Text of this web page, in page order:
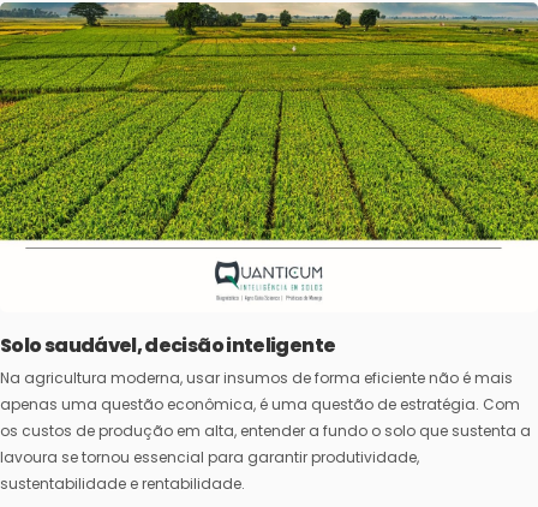
Solo saudável, decisão inteligente
Na agricultura moderna, usar insumos de forma eficiente não é mais
apenas uma questão econômica, é uma questão de estratégia. Com
os custos de produção em alta, entender a fundo o solo que sustenta a
lavoura se tornou essencial para garantir produtividade,
sustentabilidade e rentabilidade.